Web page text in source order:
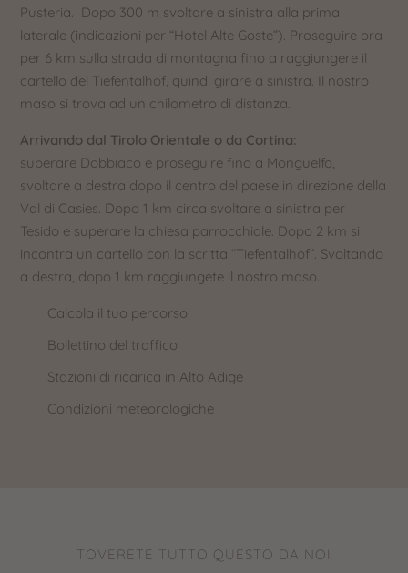
Pusteria. Dopo 300 m svoltare a sinistra alla prima
laterale (indicazioni per “Hotel Alte Goste”). Proseguire ora
per 6 km sulla strada di montagna fino a raggiungere il
cartello del Tiefentalhof, quindi girare a sinistra. Il nostro
maso si trova ad un chilometro di distanza.
Arrivando dal Tirolo Orientale o da Cortina:
superare Dobbiaco e proseguire fino a Monguelfo,
svoltare a destra dopo il centro del paese in direzione della
Val di Casies. Dopo 1 km circa svoltare a sinistra per
Tesido e superare la chiesa parrocchiale. Dopo 2 km si
incontra un cartello con la scritta “Tiefentalhof”. Svoltando
a destra, dopo 1 km raggiungete il nostro maso.
Calcola il tuo percorso
Bollettino del traffico
Stazioni di ricarica in Alto Adige
Condizioni meteorologiche
TOVERETE TUTTO QUESTO DA NOI